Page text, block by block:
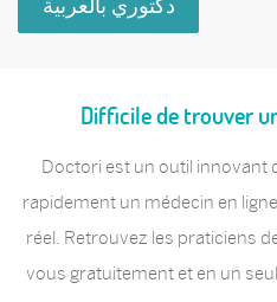
Difficile de trouver
Doctori est un outil innovant
rapidement un médecin en
réel. Retrouvez les praticiens
vous gratuitement et en un